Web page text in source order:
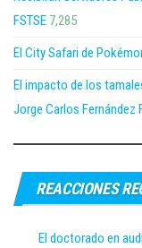
FSTSE 7,285
El City Safari de
El impacto de los
Jorge Carlos Fernández
REACCIONES
El doctorado en